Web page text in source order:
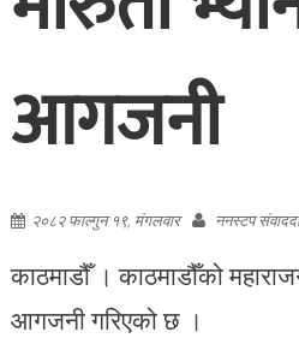
आगजनी
२०८२ फाल्गुन १९, मंगलवार ननस्टप
काठमाडौँ । काठमाडौँको
आगजनी गरिएको छ ।